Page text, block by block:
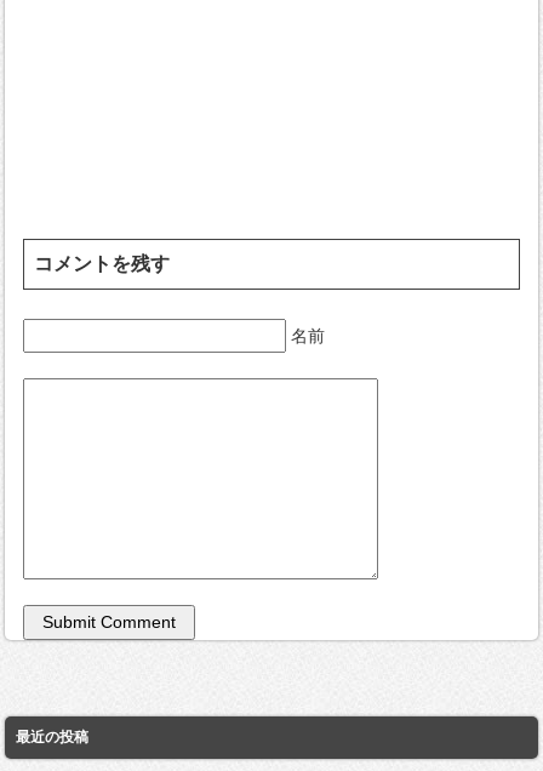
コメントを残す
名前
最近の投稿